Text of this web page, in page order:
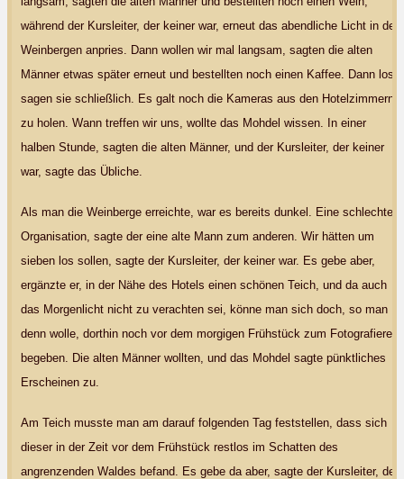
während der Kursleiter, der keiner war, erneut das abendliche Licht in den
Weinbergen anpries. Dann wollen wir mal langsam, sagten die alten
Männer etwas später erneut und bestellten noch einen Kaffee. Dann los,
sagen sie schließlich. Es galt noch die Kameras aus den Hotelzimmern
zu holen. Wann treffen wir uns, wollte das Mohdel wissen. In einer
halben Stunde, sagten die alten Männer, und der Kursleiter, der keiner
war, sagte das Übliche.
Als man die Weinberge erreichte, war es bereits dunkel. Eine schlechte
Organisation, sagte der eine alte Mann zum anderen. Wir hätten um
sieben los sollen, sagte der Kursleiter, der keiner war. Es gebe aber,
ergänzte er, in der Nähe des Hotels einen schönen Teich, und da auch
das Morgenlicht nicht zu verachten sei, könne man sich doch, so man
denn wolle, dorthin noch vor dem morgigen Frühstück zum Fotografieren
begeben. Die alten Männer wollten, und das Mohdel sagte pünktliches
Erscheinen zu.
Am Teich musste man am darauf folgenden Tag feststellen, dass sich
dieser in der Zeit vor dem Frühstück restlos im Schatten des
angrenzenden Waldes befand. Es gebe da aber, sagte der Kursleiter, der